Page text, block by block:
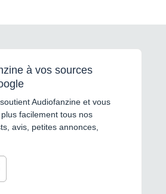
à vos sources
Audiofanzine et vous
facilement tous nos
avis, petites annonces,